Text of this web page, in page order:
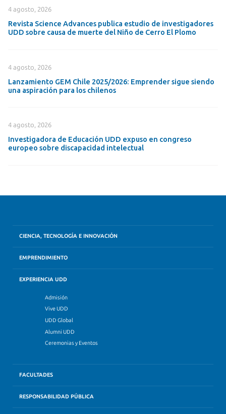
4 agosto, 2026
Revista Science Advances publica estudio de investigadores
UDD sobre causa de muerte del Niño de Cerro El Plomo
4 agosto, 2026
Lanzamiento GEM Chile 2025/2026: Emprender sigue siendo
una aspiración para los chilenos
4 agosto, 2026
Investigadora de Educación UDD expuso en congreso
europeo sobre discapacidad intelectual
CIENCIA, TECNOLOGÍA E INNOVACIÓN
EMPRENDIMIENTO
EXPERIENCIA UDD
Admisión
Vive UDD
UDD Global
Alumni UDD
Ceremonias y Eventos
FACULTADES
RESPONSABILIDAD PÚBLICA